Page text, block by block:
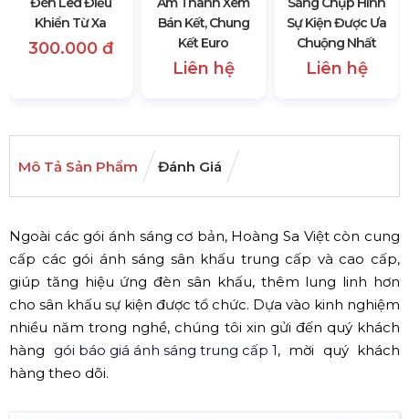
Khiển Từ Xa
300.000 đ
Bán Kết, Chung
Kết Euro
Liên hệ
Sự Kiện Được Ưa
Chuộng Nhất
Liên hệ
Mô Tả Sản Phẩm Đánh Giá
Ngoài các gói ánh sáng cơ bản, Hoàng Sa Việt còn cung
cấp các gói ánh sáng sân khấu trung cấp và cao cấp,
giúp tăng hiệu ứng đèn sân khấu, thêm lung linh hơn
cho sân khấu sự kiện được tổ chức. Dựa vào kinh nghiệm
nhiều năm trong nghề, chúng tôi xin gửi đến quý khách
hàng gói báo giá ánh sáng trung cấp 1, mời quý khách
hàng theo dõi.